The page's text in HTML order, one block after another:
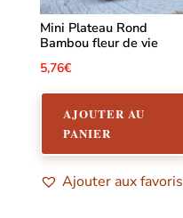
Mini Plateau Rond
Bambou fleur de vie
5,76€
AJOUTER AU
PANIER
Ajouter aux favoris